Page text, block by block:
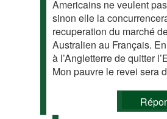
Americains ne veulent
sinon elle la
recuperation du marché
Australien au Français.
à l’Angletterre de quitter
Mon pauvre le revei sera